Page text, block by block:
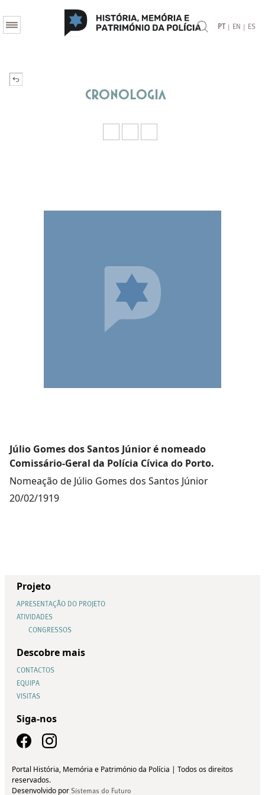
PT | EN | ES
Cronologia
Júlio Gomes dos Santos Júnior é nomeado
Comissário-Geral da Polícia Cívica do Porto.
Nomeação de Júlio Gomes dos Santos Júnior
20/02/1919
Projeto
APRESENTAÇÃO DO PROJETO
ATIVIDADES
CONGRESSOS
Descobre mais
CONTACTOS
EQUIPA
VISITAS
Siga-nos
Portal História, Memória e Património da Polícia | Todos os direitos
reservados.
Desenvolvido por Sistemas do Futuro